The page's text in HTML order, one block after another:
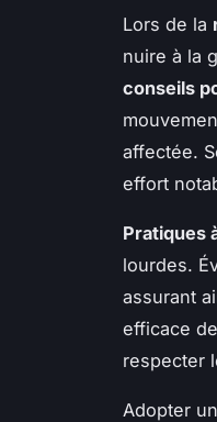
Lors de la
nuire à la
conseils
affectée.
effort
Pratiques
lourdes.
assurant
efficace
respecter
Adopter